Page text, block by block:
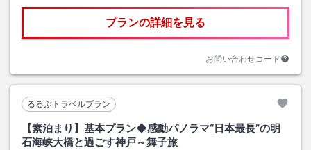
プランの詳細を見る
お問い合わせコード
るるぶトラベルプラン
【素泊まり】基本プラン◆感動パノラマ“日本最長”の明
石海峡大橋と過ごす神戸～舞子旅